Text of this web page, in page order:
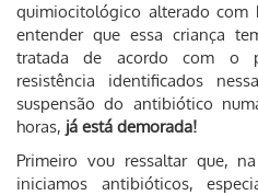
quimiocitológico alterado com
entender que essa criança
tratada de acordo com o
resistência identificados
suspensão do antibiótico
horas, já está demorada!
Primeiro vou ressaltar que,
iniciamos antibióticos,